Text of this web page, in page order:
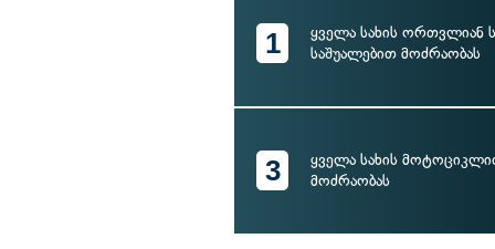
1
ყველა სახის ორთვლიან
საშუალებით მოძრაობას
3
ყველა სახის
მოძრაობას